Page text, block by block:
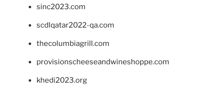
sinc2023.com
scdlqatar2022-qa.com
thecolumbiagrill.com
provisionscheeseandwineshoppe.com
khedi2023.org